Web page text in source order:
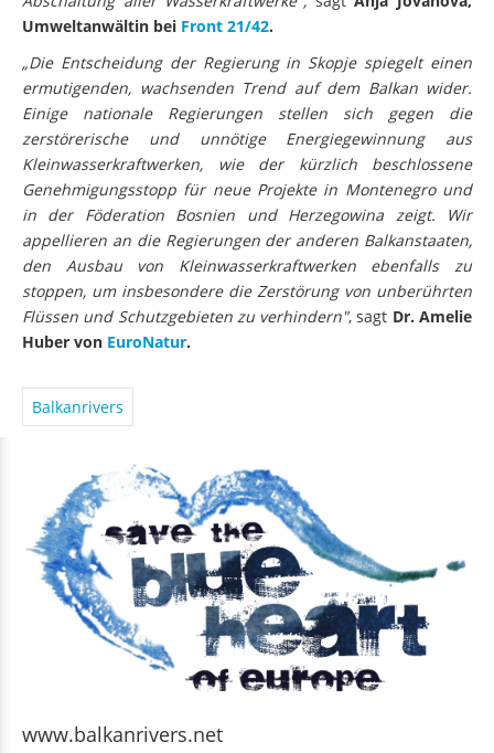
Umweltanwältin bei Front 21/42.
„Die Entscheidung der Regierung in Skopje spiegelt einen
ermutigenden, wachsenden Trend auf dem Balkan wider.
Einige nationale Regierungen stellen sich gegen die
zerstörerische und unnötige Energiegewinnung aus
Kleinwasserkraftwerken, wie der kürzlich beschlossene
Genehmigungsstopp für neue Projekte in Montenegro und
in der Föderation Bosnien und Herzegowina zeigt. Wir
appellieren an die Regierungen der anderen Balkanstaaten,
den Ausbau von Kleinwasserkraftwerken ebenfalls zu
stoppen, um insbesondere die Zerstörung von unberührten
Flüssen und Schutzgebieten zu verhindern", sagt Dr. Amelie
Huber von EuroNatur.
Balkanrivers
www.balkanrivers.net